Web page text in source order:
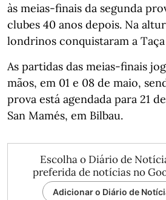
às meias-finais da segunda
clubes 40 anos depois. Na
londrinos conquistaram a Taça
As partidas das meias-finais
mãos, em 01 e 08 de maio,
prova está agendada para 21
San Mamés, em Bilbau.
Escolha o Diário de
preferida de notícias no
Adicionar o Diário de